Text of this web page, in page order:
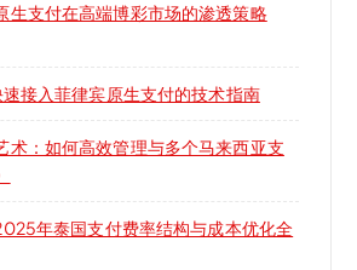
生支付在高端博彩市场的渗透策略
接入菲律宾原生支付的技术指南
术：如何高效管理与多个马来西亚支
年泰国支付费率结构与成本优化全